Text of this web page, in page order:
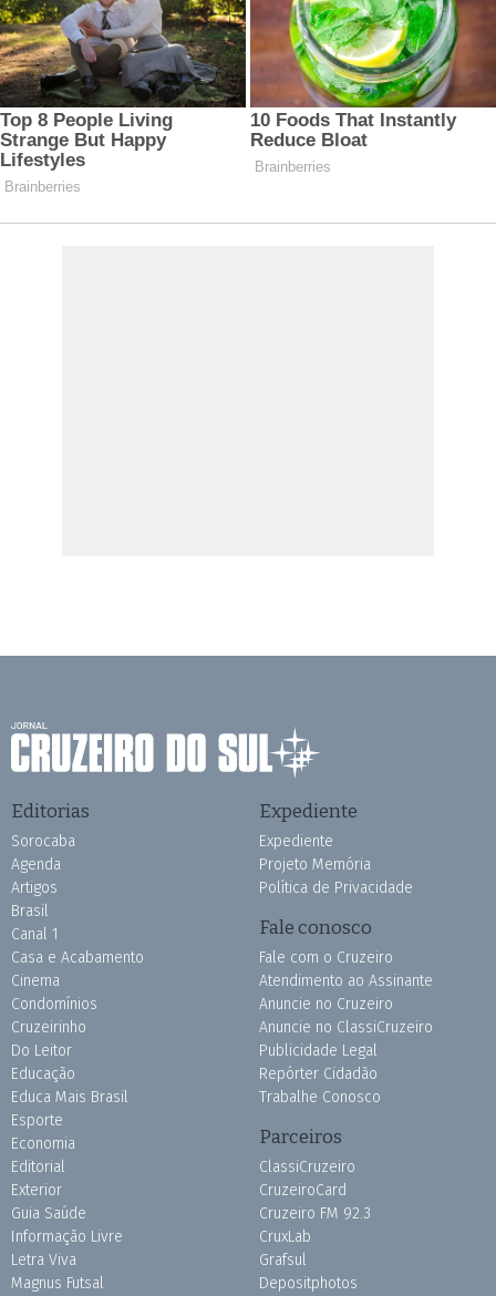
Editorias
Sorocaba
Agenda
Artigos
Brasil
Canal 1
Casa e Acabamento
Cinema
Condomínios
Cruzeirinho
Do Leitor
Educação
Educa Mais Brasil
Esporte
Economia
Editorial
Exterior
Guia Saúde
Informação Livre
Letra Viva
Magnus Futsal
Expediente
Expediente
Projeto Memória
Política de Privacidade
Fale conosco
Fale com o Cruzeiro
Atendimento ao Assinante
Anuncie no Cruzeiro
Anuncie no ClassiCruzeiro
Publicidade Legal
Repórter Cidadão
Trabalhe Conosco
Parceiros
ClassiCruzeiro
CruzeiroCard
Cruzeiro FM 92.3
CruxLab
Grafsul
Depositphotos